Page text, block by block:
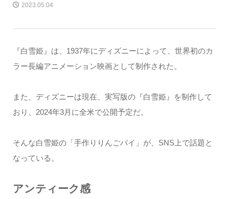
2023.05.04
『白雪姫』は、1937年にディズニーによって、世界初のカ
ラー長編アニメーション映画として制作された。
また、ディズニーは現在、実写版の『白雪姫』を制作して
おり、2024年3月に全米で公開予定だ。
そんな白雪姫の「手作りりんごパイ」が、SNS上で話題と
なっている。
アンティーク感